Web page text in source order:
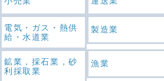
電気・ガス・熱供
給・水道業
製造業
鉱業，採石業，砂
利採取業
漁業